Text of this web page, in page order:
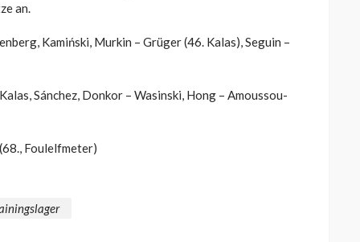
an.
Kamiński, Murkin – Grüger (46. Kalas), Seguin –
Sánchez, Donkor – Wasinski, Hong – Amoussou-
Foulelfmeter)